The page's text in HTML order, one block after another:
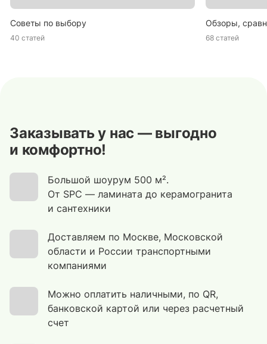
Советы по выбору
40 статей
Обзоры,
68 статей
Заказывать у нас — выгодно
и комфортно!
Большой шоурум 500 м².
От SPC — ламината до керамогранита
и сантехники
Доставляем по Москве, Московской
области и России транспортными
компаниями
Можно оплатить наличными, по QR,
банковской картой или через расчетный
счет